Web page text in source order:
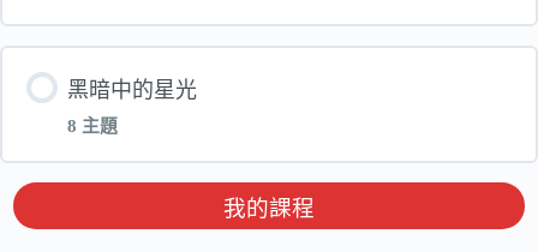
胃!工作啦_第四堂_电子书
银狐多米诺-第二堂-电子书
银狐多米诺-第二堂-互动档olf
银狐多米诺-第三堂-电子书
悲惨世界_第一堂_电子书
悲惨世界_第一堂_互动档olf
悲惨世界_第二堂_电子书
單元 內容
【简体完成】贏家物語_第一堂_电子书
【简体完成】赢家物语_第一堂_互动档olf
黑暗中的星光
8 主題
我的課程